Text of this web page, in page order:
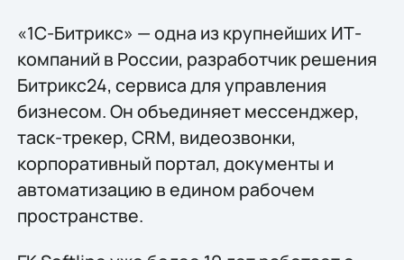
«1С-Битрикс» — одна из крупнейших ИТ-
компаний в России, разработчик решения
Битрикс24, сервиса для управления
бизнесом. Он объединяет мессенджер,
таск-трекер, CRM, видеозвонки,
корпоративный портал, документы и
автоматизацию в едином рабочем
пространстве.